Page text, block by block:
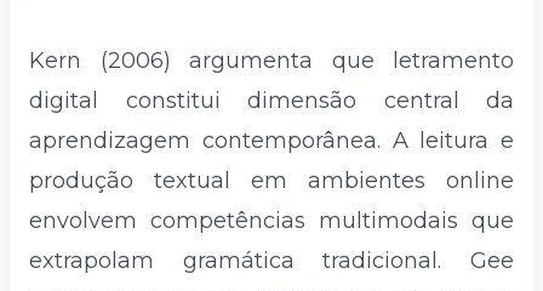
Kern (2006) argumenta que letramento
digital constitui dimensão central da
aprendizagem contemporânea. A leitura e
produção textual em ambientes online
envolvem competências multimodais que
extrapolam gramática tradicional. Gee